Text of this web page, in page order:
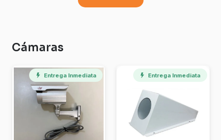
Cámaras
Entrega Inmediata Entrega Inmediata